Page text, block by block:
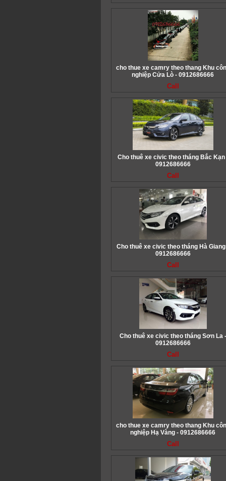
cho thue xe camry theo thang Khu
nghiệp Cửa Lò - 0912686666
Call
Cho thuê xe civic theo tháng Bắc Kạn
0912686666
Call
Cho thuê xe civic theo tháng Hà
0912686666
Call
Cho thuê xe civic theo tháng Sơn La -
0912686666
Call
cho thue xe camry theo thang Khu
nghiệp Hạ Vàng - 0912686666
Call